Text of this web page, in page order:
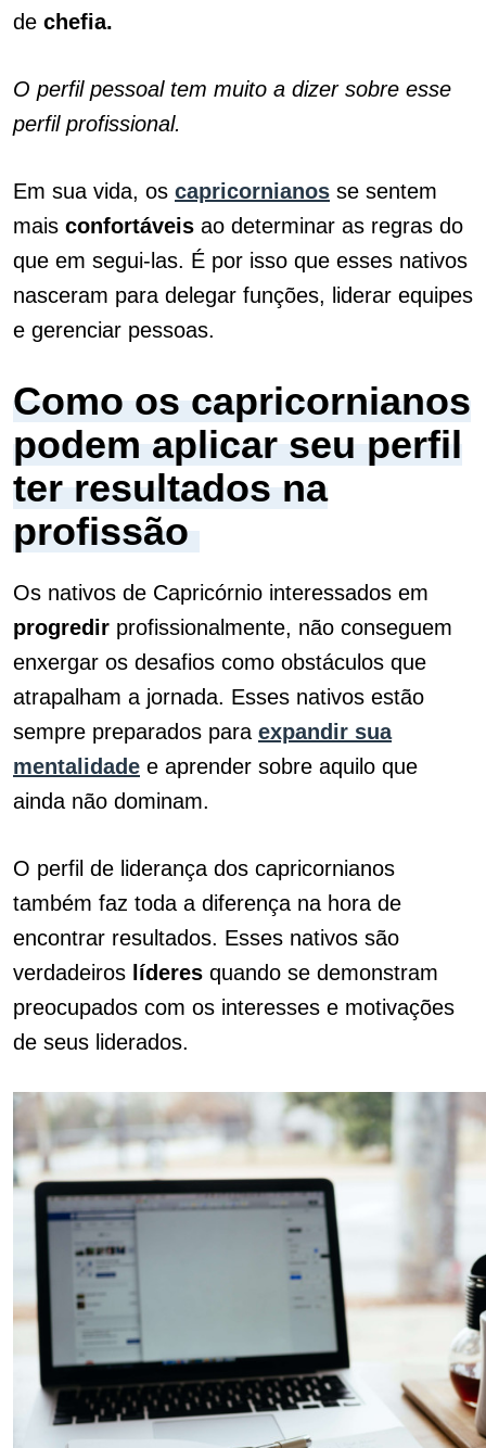
de chefia.
O perfil pessoal tem muito a dizer sobre esse
perfil profissional.
Em sua vida, os capricornianos se sentem
mais confortáveis ao determinar as regras do
que em segui-las. É por isso que esses nativos
nasceram para delegar funções, liderar equipes
e gerenciar pessoas.
Como os capricornianos
podem aplicar seu perfil
ter resultados na
profissão
Os nativos de Capricórnio interessados em
progredir profissionalmente, não conseguem
enxergar os desafios como obstáculos que
atrapalham a jornada. Esses nativos estão
sempre preparados para expandir sua
mentalidade e aprender sobre aquilo que
ainda não dominam.
O perfil de liderança dos capricornianos
também faz toda a diferença na hora de
encontrar resultados. Esses nativos são
verdadeiros líderes quando se demonstram
preocupados com os interesses e motivações
de seus liderados.